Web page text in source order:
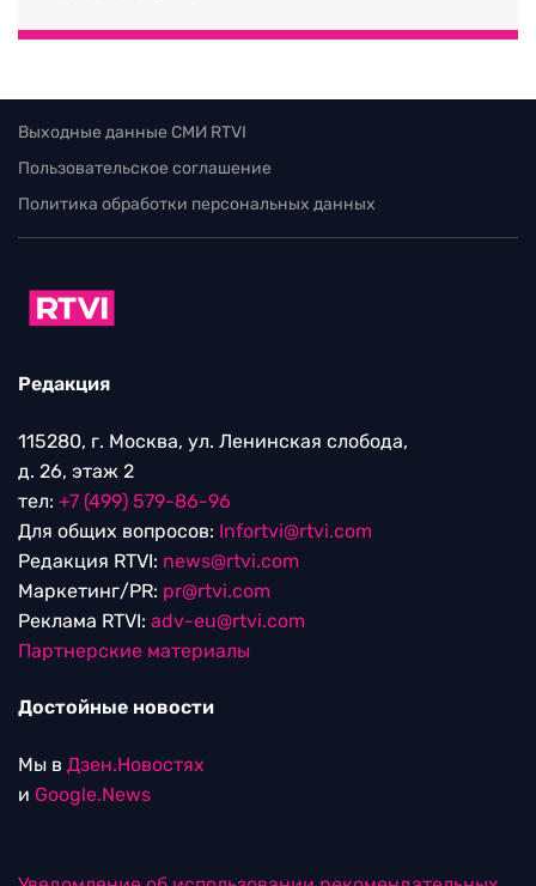
Выходные данные СМИ RTVI
Пользовательское соглашение
Политика обработки персональных данных
Редакция
115280, г. Москва, ул. Ленинская слобода,
д. 26, этаж 2
тел: +7 (499) 579-86-96
Для общих вопросов: Infortvi@rtvi.com
Редакция RTVI: news@rtvi.com
Маркетинг/PR: pr@rtvi.com
Реклама RTVI: adv-eu@rtvi.com
Партнерские материалы
Достойные новости
Мы в Дзен.Новостях
и Google.News